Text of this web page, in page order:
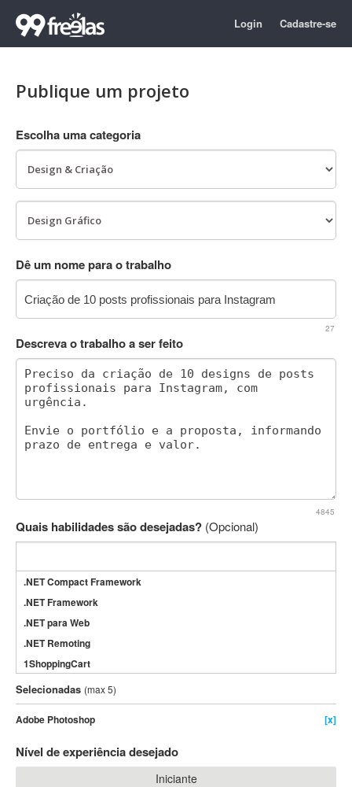
Login Cadastre-se
Publique um projeto
Escolha uma categoria
Dê um nome para o trabalho
27
Descreva o trabalho a ser feito
4845
Quais habilidades são desejadas? (Opcional)
.NET Compact Framework
.NET Framework
.NET para Web
.NET Remoting
1ShoppingCart
3DS Max
3GSM
4D Dimension
802.11
A&P
Selecionadas (max 5)
Adobe Photoshop [x]
Nível de experiência desejado
Iniciante